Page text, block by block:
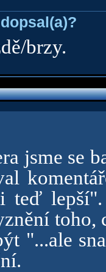
brzy.
jsme se
teď
toho,
"...ale